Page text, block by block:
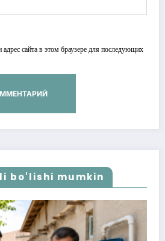
сайта в этом браузере для последующих
bo'lishi mumkin